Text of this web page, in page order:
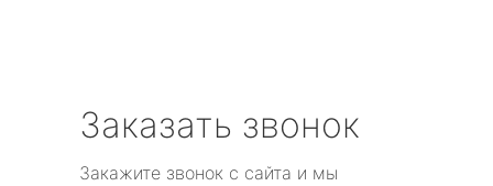
Заказать звонок
Закажите звонок с сайта и мы